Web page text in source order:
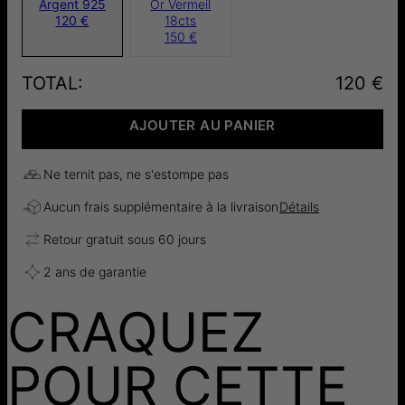
Argent 925
120 €
Or Vermeil
18cts
150 €
TOTAL: 120 €
AJOUTER AU PANIER
Ne ternit pas, ne s'estompe pas
Aucun frais supplémentaire à la livraisonDétails
Retour gratuit sous 60 jours
2 ans de garantie
CRAQUEZ
POUR CETTE